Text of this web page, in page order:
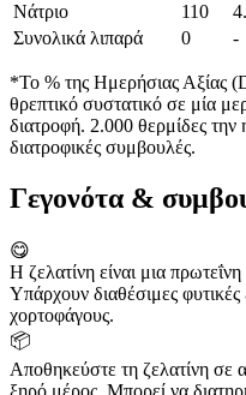
Νάτριο
110
Συνολικά λιπαρά
0 -
*Το % της Ημερήσιας Αξίας
θρεπτικό συστατικό σε μία
διατροφή. 2.000 θερμίδες την
διατροφικές συμβουλές.
Γεγονότα &
😋
Η ζελατίνη είναι μια
Υπάρχουν διαθέσιμες φυτικές
χορτοφάγους.
📦
Αποθηκεύστε τη ζελατίνη σε
ξηρό μέρος. Μπορεί να